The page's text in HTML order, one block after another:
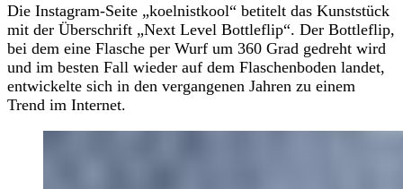
Die Instagram-Seite „koelnistkool“ betitelt das Kunststück
mit der Überschrift „Next Level Bottleflip“. Der Bottleflip,
bei dem eine Flasche per Wurf um 360 Grad gedreht wird
und im besten Fall wieder auf dem Flaschenboden landet,
entwickelte sich in den vergangenen Jahren zu einem
Trend im Internet.